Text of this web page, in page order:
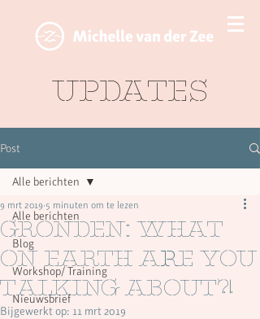
Updates
Post
Alle berichten
Blog
Workshop/ Training
Nieuwsbrief
Alle berichten
Gronden: what
on earth are you
talking about?!
9 mrt 2019 5 minuten om te lezen
Bijgewerkt op: 11 mrt 2019